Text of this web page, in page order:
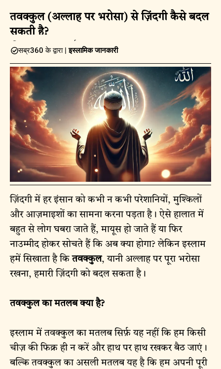
तवक्कुल (अल्लाह पर भरोसा) से ज़िंदगी कैसे बदल
सकती है?
05:55PM | 20 मार्च 2025
सब्र360 के द्वारा |इस्लामिक जानकारी
ज़िंदगी में हर इंसान को कभी न कभी परेशानियों, मुश्किलों
और आज़माइशों का सामना करना पड़ता है। ऐसे हालात में
बहुत से लोग घबरा जाते हैं, मायूस हो जाते हैं या फिर
नाउम्मीद होकर सोचते हैं कि अब क्या होगा? लेकिन इस्लाम
हमें सिखाता है कि तवक्कुल, यानी अल्लाह पर पूरा भरोसा
रखना, हमारी ज़िंदगी को बदल सकता है।
तवक्कुल का मतलब क्या है?
इस्लाम में तवक्कुल का मतलब सिर्फ़ यह नहीं कि हम किसी
चीज़ की फिक्र ही न करें और हाथ पर हाथ रखकर बैठ जाएं।
बल्कि तवक्कुल का असली मतलब यह है कि हम अपनी पूरी